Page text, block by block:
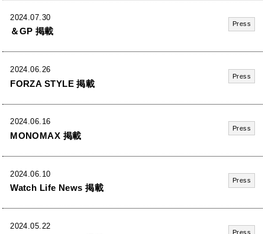
2024.07.30
＆GP 掲載
Press
2024.06.26
FORZA STYLE 掲載
Press
2024.06.16
MONOMAX 掲載
Press
2024.06.10
Watch Life News 掲載
Press
2024.05.22
Press